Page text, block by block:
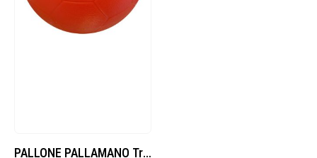
PALLONE PALLAMANO Trial in gomma monostrato n.2 maschile